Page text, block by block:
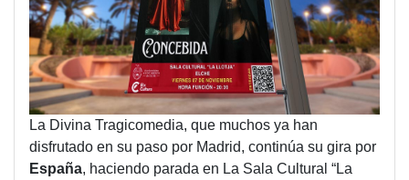
La Divina Tragicomedia, que muchos ya han
disfrutado en su paso por Madrid, continúa su gira por
España, haciendo parada en La Sala Cultural “La